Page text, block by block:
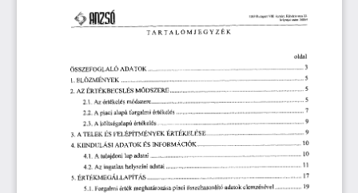
O Esti 1089 Budapest VIII kerteet, Kálvána utca 22.
helyrajzi
36064
TARTALOMJEGYZÉK
oldal
ÖSSZEFOGLALÓ ADATOK
3
I. ELŐZMÉNYEK
5
2. AZ ÉRTÉKBECSLÉS MÓDSZERE
5
2.1.
Az értékelés módszere
5
2.2. A piaci alapú forgalmi értékelés
'7
2.3.
A költségalapú értékelés
9
3. A TELEK ÉS FELÉPÍTMÉNYEK ÉRTÉKELÉSE
9
4. KIINDULÁSI ADATOK ÉS INFORMÁCIÓK
10
4.1.
A tulajdoni lap adatai
10
4.2. Az ingatlan helyszíni adatai
11
5. ÉRTÉKMEGÁLLAPÍTÁS
17
5.1. Forgalmi érték meghatározása piaci összehasonlító adatok elemzésével
19